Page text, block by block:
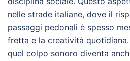
nelle strade italiane, dove il
passaggi pedonali è spesso
fretta e la creatività
quel colpo sonoro diventa